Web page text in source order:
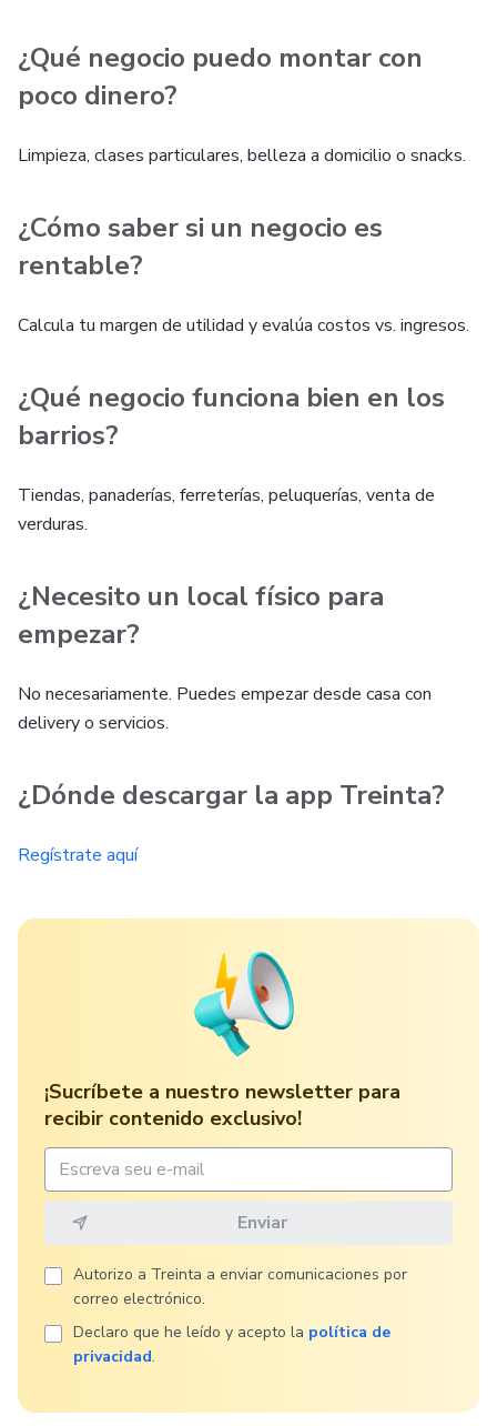
¿Qué negocio puedo montar con
poco dinero?
Limpieza, clases particulares, belleza a domicilio o snacks.
¿Cómo saber si un negocio es
rentable?
Calcula tu margen de utilidad y evalúa costos vs. ingresos.
¿Qué negocio funciona bien en los
barrios?
Tiendas, panaderías, ferreterías, peluquerías, venta de
verduras.
¿Necesito un local físico para
empezar?
No necesariamente. Puedes empezar desde casa con
delivery o servicios.
¿Dónde descargar la app Treinta?
Regístrate aquí
¡Sucríbete a nuestro newsletter para
recibir contenido exclusivo!
Autorizo ​​a Treinta a enviar comunicaciones por
correo electrónico.
Declaro que he leído y acepto la política de
privacidad.